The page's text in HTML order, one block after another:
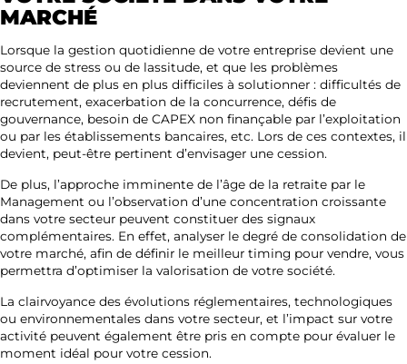
MARCHÉ
Lorsque la gestion quotidienne de votre entreprise devient une
source de stress ou de lassitude, et que les problèmes
deviennent de plus en plus difficiles à solutionner : difficultés de
recrutement, exacerbation de la concurrence, défis de
gouvernance, besoin de CAPEX non finançable par l’exploitation
ou par les établissements bancaires, etc. Lors de ces contextes, il
devient, peut-être pertinent d’envisager une cession.
De plus, l’approche imminente de l’âge de la retraite par le
Management ou l’observation d’une concentration croissante
dans votre secteur peuvent constituer des signaux
complémentaires. En effet, analyser le degré de consolidation de
votre marché, afin de définir le meilleur timing pour vendre, vous
permettra d’optimiser la valorisation de votre société.
La clairvoyance des évolutions réglementaires, technologiques
ou environnementales dans votre secteur, et l’impact sur votre
activité peuvent également être pris en compte pour évaluer le
moment idéal pour votre cession.